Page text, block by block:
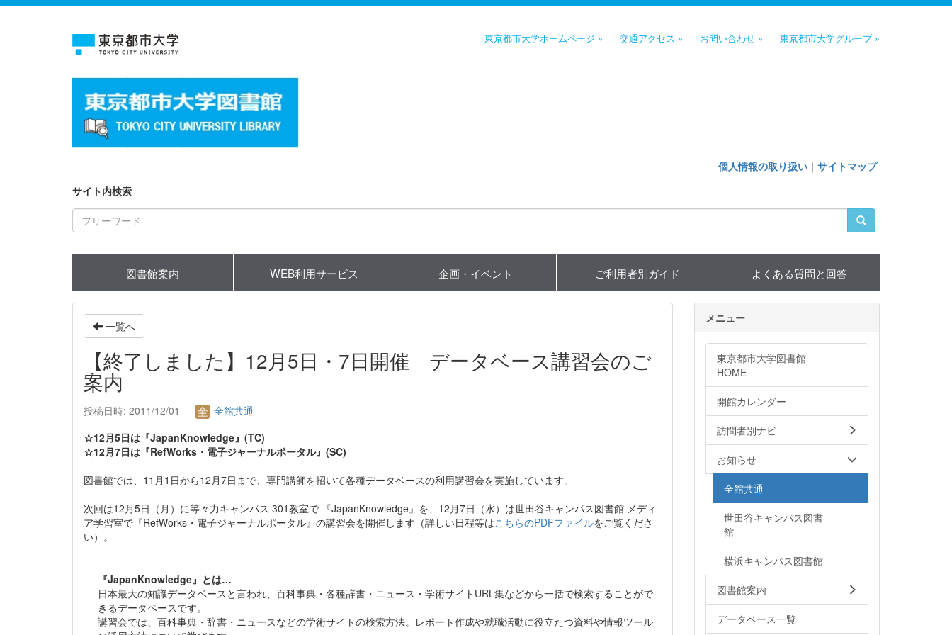
東京都市大学ホームページ » 交通アクセス » お問い合わせ » 東京都市大学グループ »
個人情報の取り扱い ｜ サイトマップ
サイト内検索
図書館案内 WEB利用サービス 企画・イベント ご利用者別ガイド よくある質問と回答
一覧へ
【終了しました】12月5日・7日開催 データベース講習会のご
案内
投稿日時: 2011/12/01
全館共通
☆12月5日は『JapanKnowledge』(TC)
☆12月7日は『RefWorks・電子ジャーナルポータル』(SC)
図書館では、11月1日から12月7日まで、専門講師を招いて各種データベースの利用講習会を実施しています。
次回は12月5日（月）に等々力キャンパス 301教室で 『JapanKnowledge』を、12月7日（水）は世田谷キャンパス図書館 メディ
ア学習室で『RefWorks・電子ジャーナルポータル』の講習会を開催します（詳しい日程等はこちらのPDFファイルをご覧くださ
い）。
『JapanKnowledge』とは…
日本最大の知識データベースと言われ、百科事典・各種辞書・ニュース・学術サイトURL集などから一括で検索することがで
きるデータベースです。
講習会では、百科事典・辞書・ニュースなどの学術サイトの検索方法。レポート作成や就職活動に役立たつ資料や情報ツール
メニュー
東京都市大学図書館
HOME
開館カレンダー
訪問者別ナビ
お知らせ
全館共通
世田谷キャンパス図書
館
横浜キャンパス図書館
図書館案内
データベース一覧